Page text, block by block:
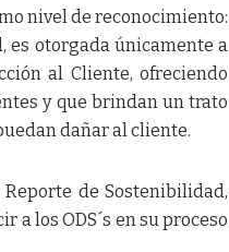
nivel de reconocimiento:
es otorgada únicamente a
al Cliente, ofreciendo
y que brindan un trato
dañar al cliente.
de Sostenibilidad,
los ODS´s en su proceso